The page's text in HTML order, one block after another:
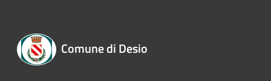
Comune di Desio